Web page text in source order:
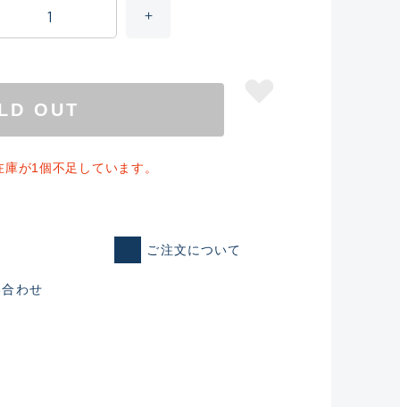
れた未使用
OUT
が1個不足しています。
ご注文について
わせ